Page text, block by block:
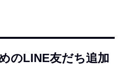
のLINE友だち追加